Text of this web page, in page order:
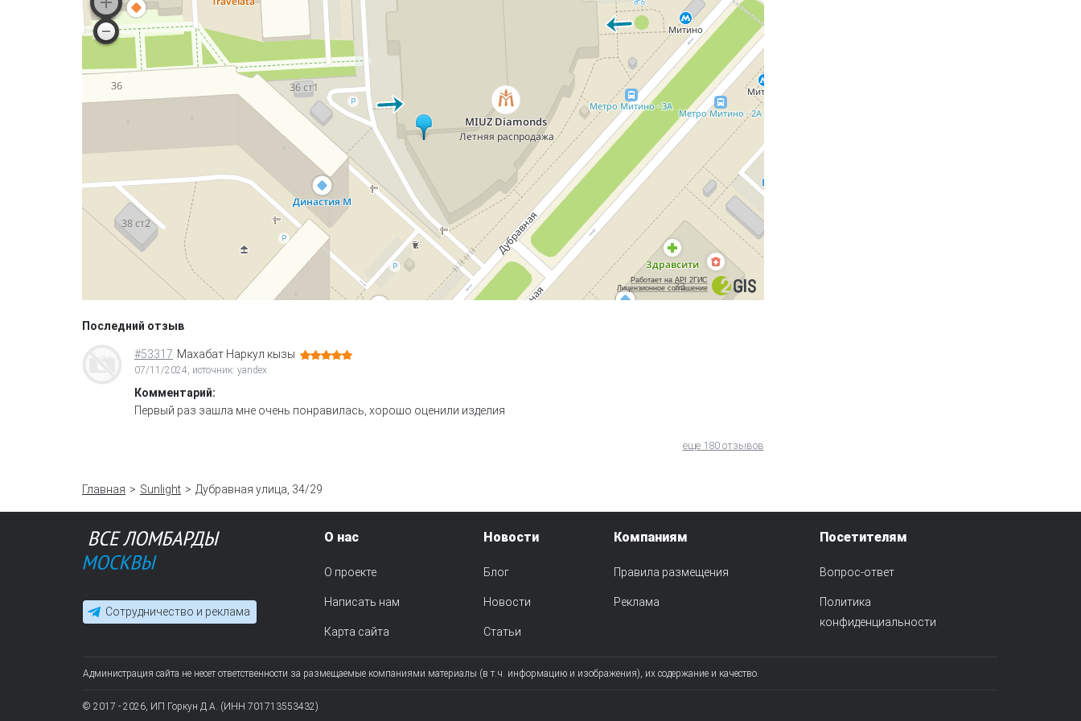
Работает на API 2ГИС
Лицензионное соглашение
Последний отзыв
#53317 Махабат Наркул кызы
07/11/2024, источник: yandex
Комментарий:
Первый раз зашла мне очень понравилась, хорошо оценили изделия
еще 180 отзывов
Главная Sunlight Дубравная улица, 34/29
О нас
О проекте
Написать нам
Карта сайта
Новости
Блог
Новости
Статьи
Компаниям
Правила размещения
Реклама
Посетителям
Вопрос-ответ
Политика
конфиденциальности
Сотрудничество и реклама
Администрация сайта не несет ответственности за размещаемые компаниями материалы (в т.ч. информацию и изображения), их содержание и качество.
© 2017 - 2026, ИП Горкун Д.А. (ИНН 701713553432)